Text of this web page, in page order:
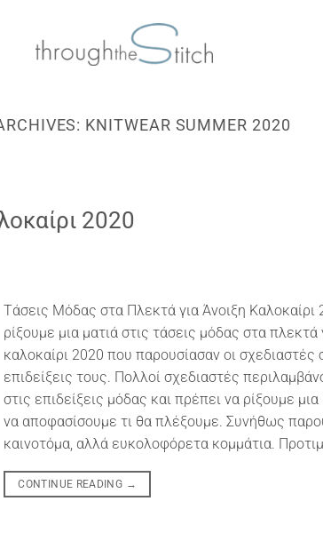
KNITWEAR SUMMER 2020
2020
Τάσεις Μόδας στα Πλεκτά για Άνοιξη Καλοκαίρι
ρίξουμε μια ματιά στις τάσεις μόδας στα πλεκτά
καλοκαίρι 2020 που παρουσίασαν οι σχεδιαστές
επιδείξεις τους. Πολλοί σχεδιαστές
στις επιδείξεις μόδας και πρέπει να ρίξουμε μια
να αποφασίσουμε τι θα πλέξουμε. Συνήθως
καινοτόμα, αλλά ευκολοφόρετα κομμάτια.
CONTINUE READING →